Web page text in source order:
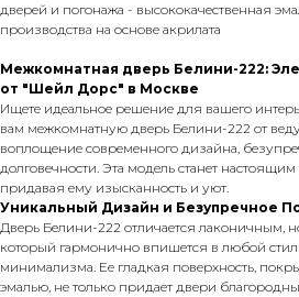
дверей и погонажа - высококачественная
производства на основе акрилата
Межкомнатная дверь Белини-222:
от "Шейл Дорс" в Москве
Ищете идеальное решение для вашего
вам межкомнатную дверь Белини-222 от
воплощение современного дизайна,
долговечности. Эта модель станет
придавая ему изысканность и уют.
Уникальный Дизайн и Безупречное
Дверь Белини-222 отличается лаконичным,
который гармонично впишется в любой
минимализма. Ее гладкая поверхность,
эмалью, не только придает двери